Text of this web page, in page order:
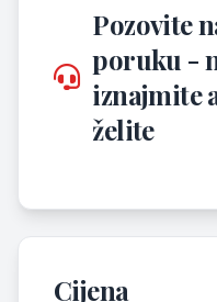
Pozovite
poruku -
iznajmite
želite
Cijena